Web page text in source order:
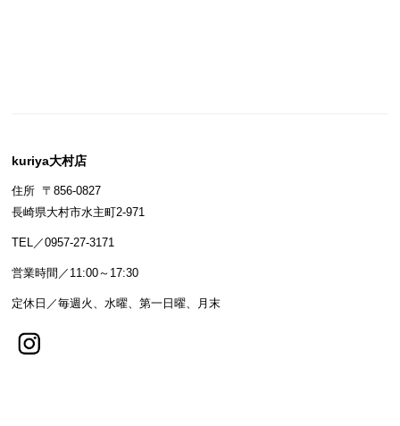
kuriya大村店
住所 〒856-0827
長崎県大村市水主町2-971
TEL／0957-27-3171
営業時間／11:00～17:30
定休日／毎週火、水曜、第一日曜、月末